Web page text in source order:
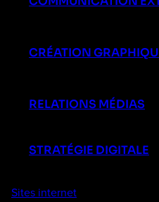
CRÉATION
RELATIONS MÉDIAS
STRATÉGIE DIGITALE
Sites internet